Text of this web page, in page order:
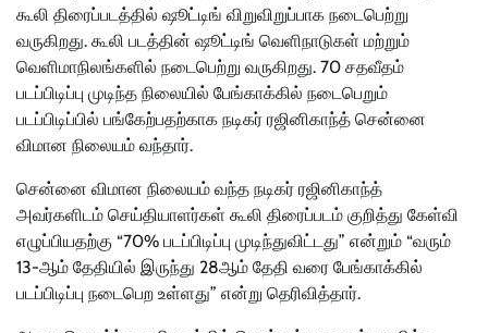
கூலி திரைப்படத்தில் ஷூட்டிங் விறுவிறுப்பாக நடைபெற்று
வருகிறது. கூலி படத்தின் ஷூட்டிங் வெளிநாடுகள் மற்றும்
வெளிமாநிலங்களில் நடைபெற்று வருகிறது. 70 சதவீதம்
படப்பிடிப்பு முடிந்த நிலையில் பேங்காக்கில் நடைபெறும்
படப்பிடிப்பில் பங்கேற்பதற்காக நடிகர் ரஜினிகாந்த் சென்னை
விமான நிலையம் வந்தார்.
சென்னை விமான நிலையம் வந்த நடிகர் ரஜினிகாந்த்
அவர்களிடம் செய்தியாளர்கள் கூலி திரைப்படம் குறித்து கேள்வி
எழுப்பியதற்கு “70% படப்பிடிப்பு முடிந்துவிட்டது” என்றும் “வரும்
13-ஆம் தேதியில் இருந்து 28ஆம் தேதி வரை பேங்காக்கில்
படப்பிடிப்பு நடைபெற உள்ளது” என்று தெரிவித்தார்.